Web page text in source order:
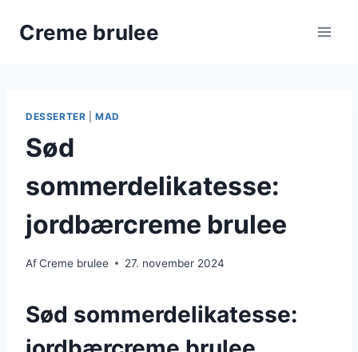
Creme brulee
DESSERTER |MAD
Sød
sommerdelikatesse:
jordbærcreme brulee
AfCreme brulee 27. november 2024
Sød sommerdelikatesse: